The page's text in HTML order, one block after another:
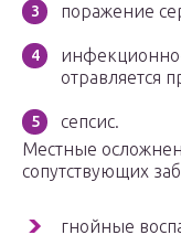
поражение
отравляется
сепсис.
Местные
сопутствующих
гнойные